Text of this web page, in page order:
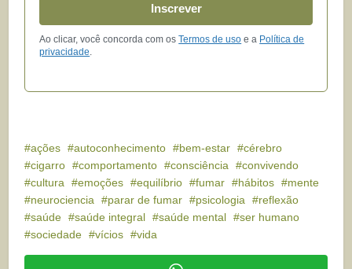
Inscrever
Ao clicar, você concorda com osTermos de uso e a Política de
privacidade.
ações autoconhecimento bem-estar
cérebro
cigarro
comportamento consciência
convivendo
cultura
emoções equilíbrio fumar hábitos
mente
neurociencia
parar de fumar psicologia
reflexão
saúde
saúde integral saúde mental
ser humano
sociedade
vícios vida